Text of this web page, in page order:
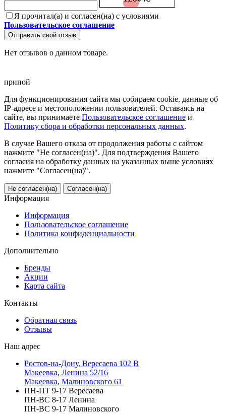
Я прочитал(а) и согласен(на) с условиями
Пользовательское соглашение
Отправить свой отзыв
Нет отзывов о данном товаре.
припой
Для функционирования сайта мы собираем cookie, данные об
IP-адресе и местоположении пользователей. Оставаясь на
сайте, вы принимаете Пользовательское соглашение и
Политику сбора и обработки персональных данных.
В случае Вашего отказа от продолжения работы с сайтом
нажмите "Не согласен(на)". Для подтверждения Вашего
согласия на обработку данных на указанных выше условиях
нажмите "Согласен(на)".
Не согласен(на) Согласен(на)
Информация
Информация
Пользовательское соглашение
Политика конфиденциальности
Дополнительно
Бренды
Акции
Карта сайта
Контакты
Обратная связь
Отзывы
Наш адрес
Ростов-на-Дону, Вересаева 102 В
Макеевка, Ленина 52/16
Макеевка, Малиновского 61
ПН-ПТ 9-17 Вересаева
ПН-ВС 8-17 Ленина
ПН-ВС 9-17 Малиновского